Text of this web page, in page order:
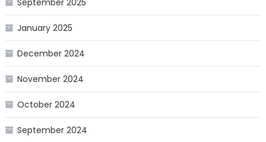
September 2025
January 2025
December 2024
November 2024
October 2024
September 2024